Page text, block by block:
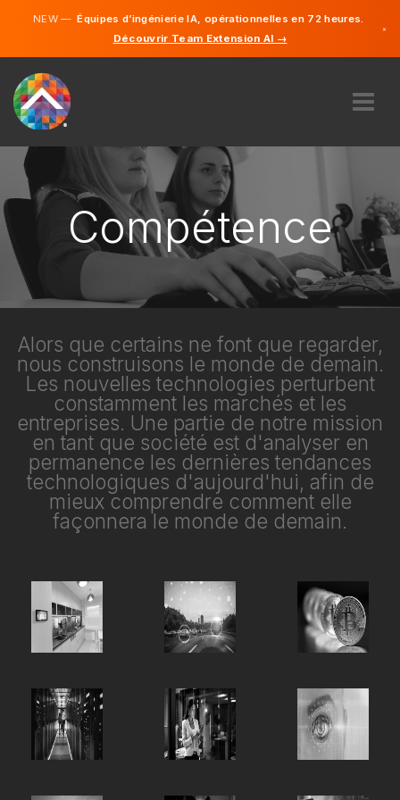
NEW —Équipes d’ingénierie IA, opérationnelles en 72 heures.
Découvrir Team Extension AI →
×
À PROPOS DE NOUS
COMPÉTENCE
COMMENT ÇA MARCHE?
CARRIÈRES
ENGAGER
FRANCE
DÉMARRER
Compétence
Alors que certains ne font que regarder,
nous construisons le monde de demain.
Les nouvelles technologies perturbent
constamment les marchés et les
entreprises. Une partie de notre mission
en tant que société est d'analyser en
permanence les dernières tendances
technologiques d'aujourd'hui, afin de
mieux comprendre comment elle
façonnera le monde de demain.